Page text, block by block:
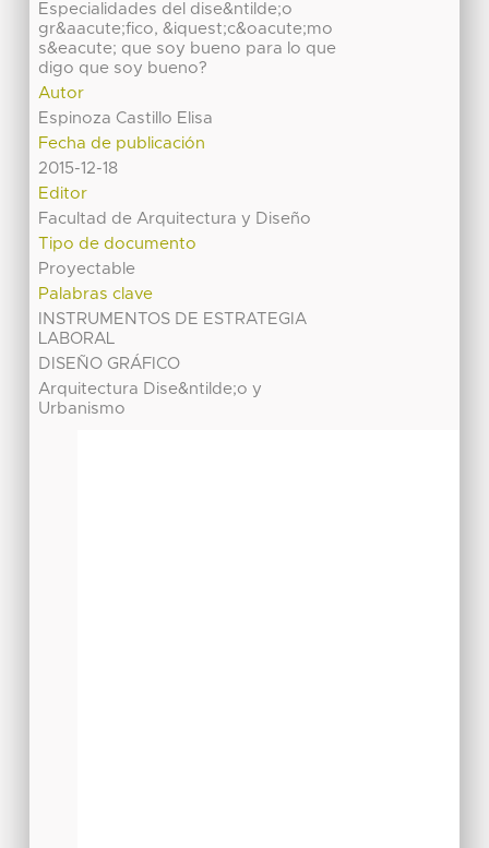
Especialidades del dise&ntilde;o
gr&aacute;fico, &iquest;c&oacute;mo
s&eacute; que soy bueno para lo que
digo que soy bueno?
Autor
Espinoza Castillo Elisa
Fecha de publicación
2015-12-18
Editor
Facultad de Arquitectura y Diseño
Tipo de documento
Proyectable
Palabras clave
INSTRUMENTOS DE ESTRATEGIA
LABORAL
DISEÑO GRÁFICO
Arquitectura Dise&ntilde;o y
Urbanismo